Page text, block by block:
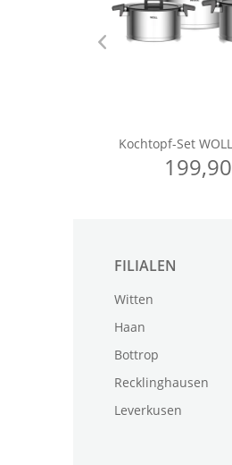
FILIALEN
Witten
Haan
Bottrop
Recklinghausen
Leverkusen